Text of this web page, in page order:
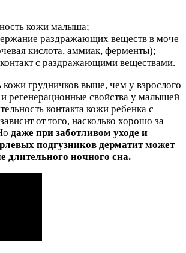
кожи малыша;
раздражающих веществ в моче
кислота, аммиак, ферменты);
с раздражающими веществами.
кожи грудничков выше, чем у взрослого
регенерационные свойства у малышей
контакта кожи ребенка с
от того, насколько хорошо за
даже при заботливом уходе и
подгузников дерматит может
длительного ночного сна.